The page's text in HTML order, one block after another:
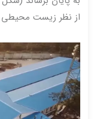
از نظر زیست محیطی باشد.